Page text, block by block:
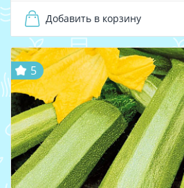
Добавить в корзину
5